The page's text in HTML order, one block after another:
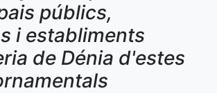
públics,
i establiments
de Dénia d'estes